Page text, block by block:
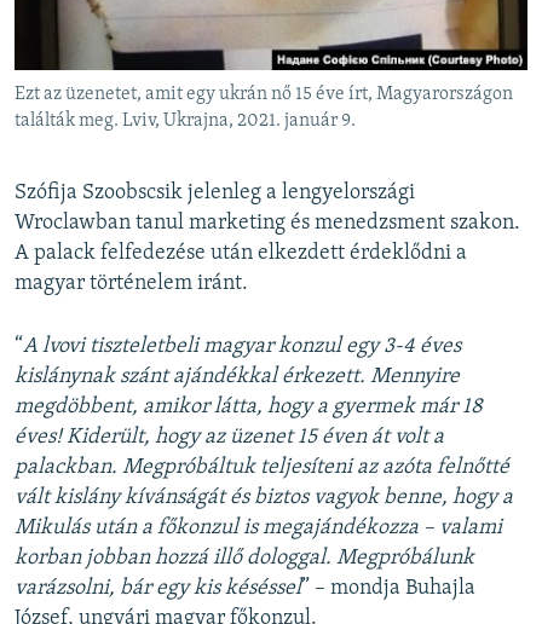
Ezt az üzenetet, amit egy ukrán nő 15 éve írt, Magyarországon
találták meg. Lviv, Ukrajna, 2021. január 9.
Szófija Szoobscsik jelenleg a lengyelországi
Wroclawban tanul marketing és menedzsment szakon.
A palack felfedezése után elkezdett érdeklődni a
magyar történelem iránt.
“A lvovi tiszteletbeli magyar konzul egy 3-4 éves
kislánynak szánt ajándékkal érkezett. Mennyire
megdöbbent, amikor látta, hogy a gyermek már 18
éves! Kiderült, hogy az üzenet 15 éven át volt a
palackban. Megpróbáltuk teljesíteni az azóta felnőtté
vált kislány kívánságát és biztos vagyok benne, hogy a
Mikulás után a főkonzul is megajándékozza – valami
korban jobban hozzá illő dologgal. Megpróbálunk
varázsolni, bár egy kis késéssel” – mondja Buhajla
József, ungvári magyar főkonzul.